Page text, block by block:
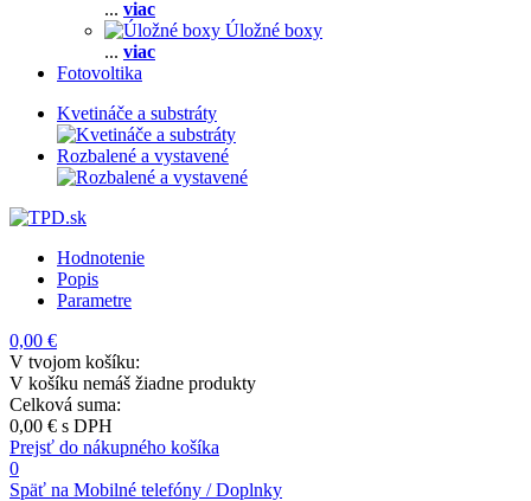
... viac
Úložné boxy
... viac
Fotovoltika
Kvetináče a substráty
Rozbalené a vystavené
Hodnotenie
Popis
Parametre
0,00 €
V tvojom košíku:
V košíku nemáš žiadne produkty
Celková suma:
0,00 € s DPH
Prejsť do nákupného košíka
0
Späť na Mobilné telefóny / Doplnky